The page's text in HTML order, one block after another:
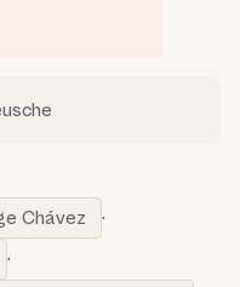
Chávez
·
·